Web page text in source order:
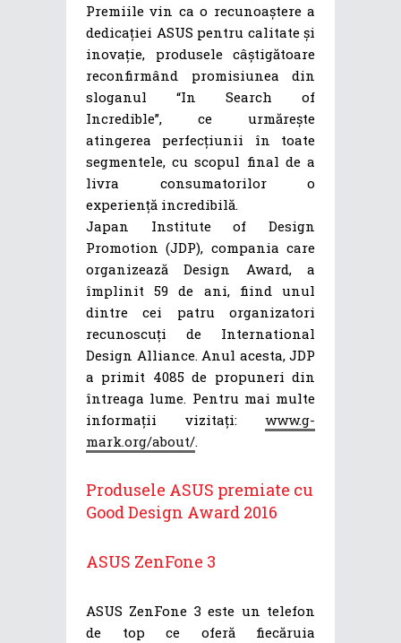
Premiile vin ca o recunoaștere a
dedicației ASUS pentru calitate și
inovație, produsele câștigătoare
reconfirmând promisiunea din
sloganul “In Search of
Incredible”, ce urmărește
atingerea perfecțiunii în toate
segmentele, cu scopul final de a
livra consumatorilor o
experiență incredibilă.
Japan Institute of Design
Promotion (JDP), compania care
organizează Design Award, a
împlinit 59 de ani, fiind unul
dintre cei patru organizatori
recunoscuți de International
Design Alliance. Anul acesta, JDP
a primit 4085 de propuneri din
întreaga lume. Pentru mai multe
informații vizitați: www.g-
mark.org/about/.
Produsele ASUS premiate cu
Good Design Award 2016
ASUS ZenFone 3
ASUS ZenFone 3 este un telefon
de top ce oferă fiecăruia